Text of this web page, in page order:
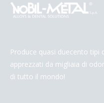
Produce quasi duecento tipi
apprezzati da migliaia di
di tutto il mondo!